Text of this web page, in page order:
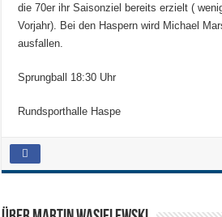
die 70er ihr Saisonziel bereits erzielt (
Vorjahr). Bei den Haspern wird Michael
ausfallen.
Sprungball 18:30 Uhr
Rundsporthalle Haspe